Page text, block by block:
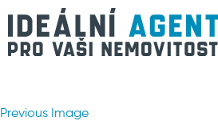
Previous Image